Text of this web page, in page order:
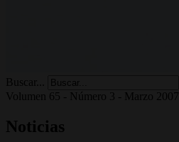
Buscar...
Volumen 65 - Número 3 - Marzo 2007
Noticias